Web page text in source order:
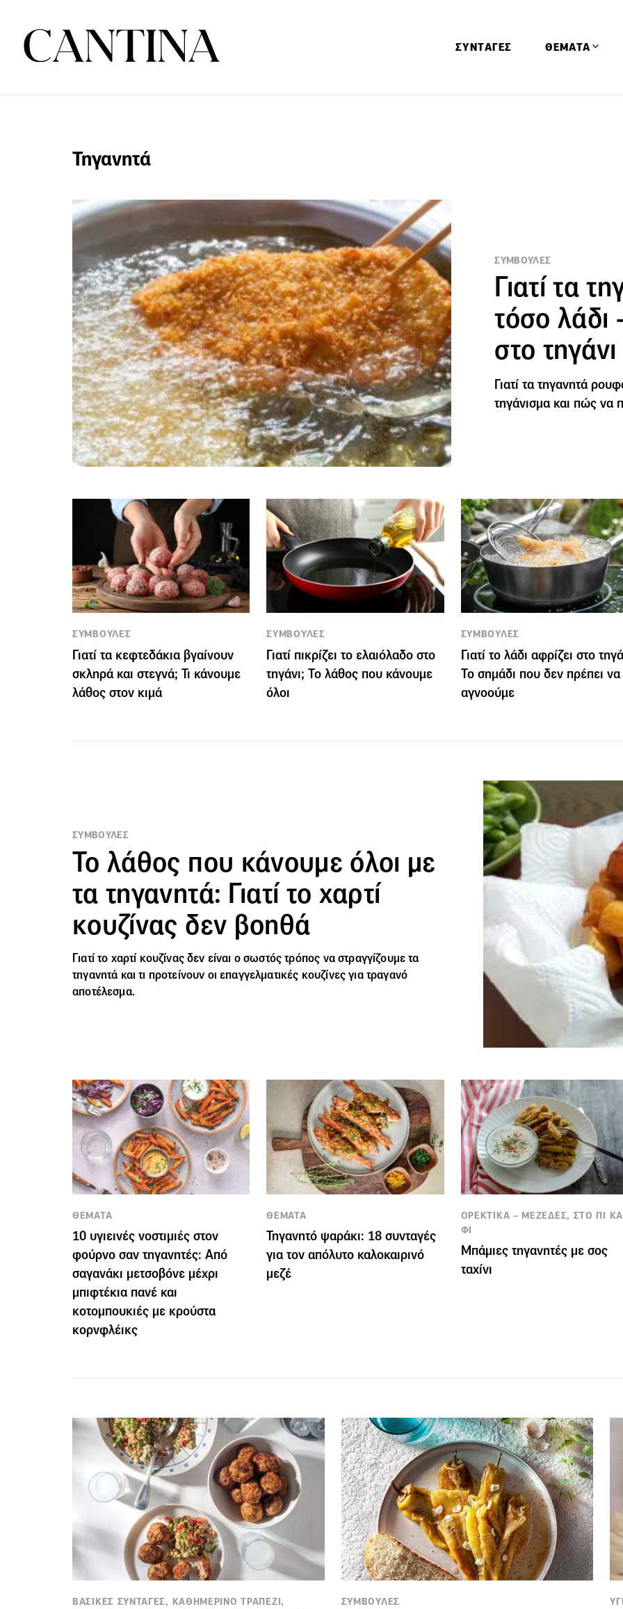
ΣΥΝΤΑΓΕΣ ΘΕΜΑΤΑ
Υγεία &
Τηγανητά
ΣΥΜΒΟΥΛΕΣ
Γιατί τα
τόσο λάδι
στο τηγάνι
Γιατί τα τηγανητά
τηγάνισμα και πώς να
ΣΥΜΒΟΥΛΕΣ
Γιατί τα κεφτεδάκια βγαίνουν
σκληρά και στεγνά; Τι κάνουμε
λάθος στον κιμά
ΣΥΜΒΟΥΛΕΣ
Γιατί πικρίζει το ελαιόλαδο στο
τηγάνι; Το λάθος που κάνουμε
όλοι
ΣΥΜΒΟΥΛΕΣ
Γιατί το λάδι αφρίζει στο
Το σημάδι που δεν πρέπει να
αγνοούμε
ΣΥΜΒΟΥΛΕΣ
Το λάθος που κάνουμε όλοι με
τα τηγανητά: Γιατί το χαρτί
κουζίνας δεν βοηθά
Γιατί το χαρτί κουζίνας δεν είναι ο σωστός τρόπος να στραγγίζουμε τα
τηγανητά και τι προτείνουν οι επαγγελματικές κουζίνες για τραγανό
αποτέλεσμα.
ΘΕΜΑΤΑ
10 υγιεινές νοστιμιές στον
φούρνο σαν τηγανητές: Από
σαγανάκι μετσοβόνε μέχρι
μπιφτέκια πανέ και
κοτομπουκιές με κρούστα
κορνφλέικς
ΘΕΜΑΤΑ
Τηγανητό ψαράκι: 18 συνταγές
για τον απόλυτο καλοκαιρινό
μεζέ
ΟΡΕΚΤΙΚΑ – ΜΕΖΕΔΕΣ, ΣΤΟ ΠΙ
ΦΙ
Μπάμιες τηγανητές με σος
ταχίνι
ΒΑΣΙΚΕΣ ΣΥΝΤΑΓΕΣ, ΚΑΘΗΜΕΡΙΝΟ ΤΡΑΠΕΖΙ,
ΣΥΜΒΟΥΛΕΣ